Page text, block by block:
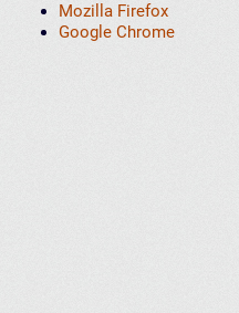
Mozilla Firefox
Google Chrome